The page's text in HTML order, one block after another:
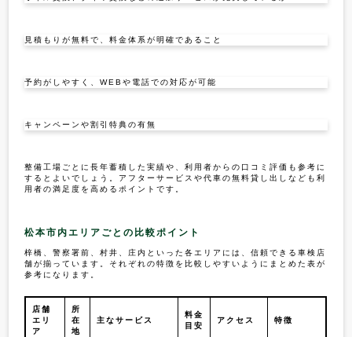
見積もりが無料で、料金体系が明確であること
予約がしやすく、WEBや電話での対応が可能
キャンペーンや割引特典の有無
整備工場ごとに長年蓄積した実績や、利用者からの口コミ評価も参考に
するとよいでしょう。アフターサービスや代車の無料貸し出しなども利
用者の満足度を高めるポイントです。
松本市内エリアごとの比較ポイント
梓橋、警察署前、村井、庄内といった各エリアには、信頼できる車検店
舗が揃っています。それぞれの特徴を比較しやすいようにまとめた表が
参考になります。
店舗
エリ
ア
所
在
地
主なサービス
料金
目安
アクセス 特徴